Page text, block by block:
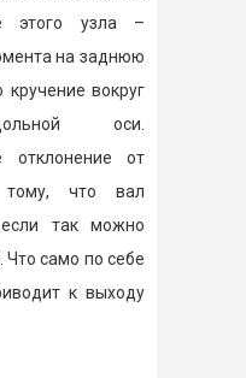
этого узла –
на заднюю
кручение вокруг
оси.
отклонение от
что вал
так можно
Что само по себе
к выходу